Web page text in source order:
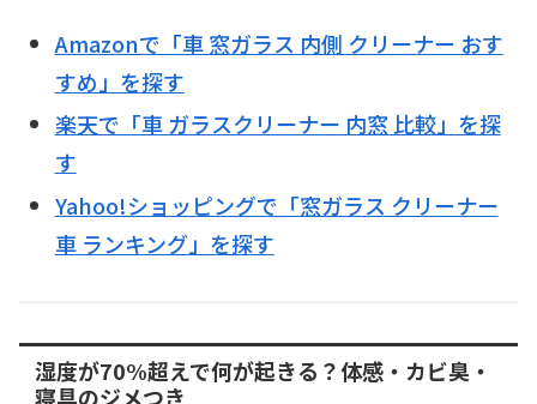
Amazonで「車 窓ガラス 内側 クリーナー おす
すめ」を探す
楽天で「車 ガラスクリーナー 内窓 比較」を探
す
Yahoo!ショッピングで「窓ガラス クリーナー
車 ランキング」を探す
湿度が70%超えで何が起きる？体感・カビ臭・
寝具のジメつき